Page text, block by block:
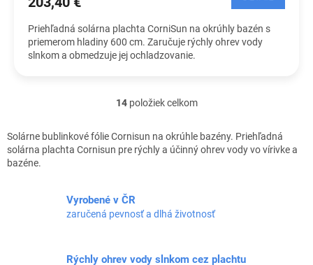
Priehľadná solárna plachta CorniSun na okrúhly bazén s
priemerom hladiny 600 cm. Zaručuje rýchly ohrev vody
slnkom a obmedzuje jej ochladzovanie.
O
l
á
e
v
14položiek celkom
Solárne bublinkové fólie Cornisun na okrúhle bazény. Priehľadná
solárna plachta Cornisun pre rýchly a účinný ohrev vody vo vírivke a
bazéne.
Vyrobené v ČR
zaručená pevnosť a dlhá životnosť
Rýchly ohrev vody slnkom cez plachtu